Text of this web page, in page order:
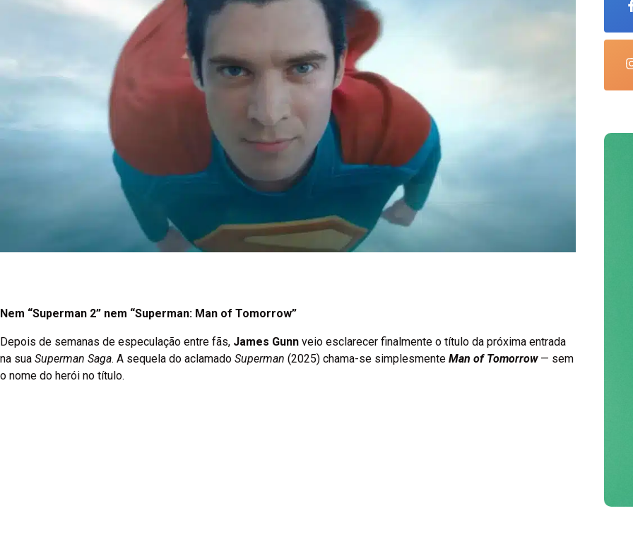
Nem “Superman 2” nem “Superman: Man of Tomorrow”
Depois de semanas de especulação entre fãs, James Gunn veio esclarecer finalmente o título da próxima entrada
na sua Superman Saga. A sequela do aclamado Superman (2025) chama-se simplesmente Man of Tomorrow— sem
o nome do herói no título.
primeiro estúdio a
ultrapassar 4 mil